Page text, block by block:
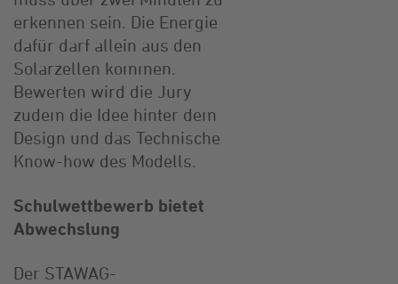
erkennen sein. Die Energie
dafür darf allein aus den
Solarzellen kommen.
Bewerten wird die Jury
zudem die Idee hinter dem
Design und das Technische
Know-how des Modells.
Schulwettbewerb bietet
Abwechslung
Der STAWAG-